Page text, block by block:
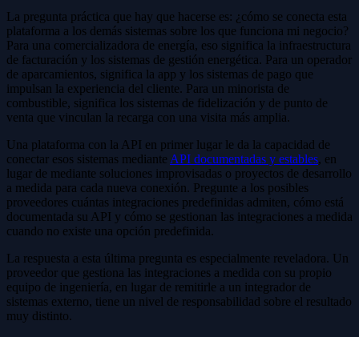
La pregunta práctica que hay que hacerse es: ¿cómo se conecta esta
plataforma a los demás sistemas sobre los que funciona mi negocio?
Para una comercializadora de energía, eso significa la infraestructura
de facturación y los sistemas de gestión energética. Para un operador
de aparcamientos, significa la app y los sistemas de pago que
impulsan la experiencia del cliente. Para un minorista de
combustible, significa los sistemas de fidelización y de punto de
venta que vinculan la recarga con una visita más amplia.
Una plataforma con la API en primer lugar le da la capacidad de
conectar esos sistemas mediante API documentadas y estables, en
lugar de mediante soluciones improvisadas o proyectos de desarrollo
a medida para cada nueva conexión. Pregunte a los posibles
proveedores cuántas integraciones predefinidas admiten, cómo está
documentada su API y cómo se gestionan las integraciones a medida
cuando no existe una opción predefinida.
La respuesta a esta última pregunta es especialmente reveladora. Un
proveedor que gestiona las integraciones a medida con su propio
equipo de ingeniería, en lugar de remitirle a un integrador de
sistemas externo, tiene un nivel de responsabilidad sobre el resultado
muy distinto.